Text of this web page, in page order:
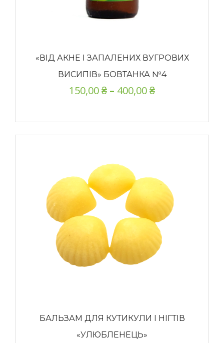
«ВІД АКНЕ І ЗАПАЛЕНИХ ВУГРОВИХ
ВИСИПІВ» БОВТАНКА №4
150,00₴ – 400,00₴
БАЛЬЗАМ ДЛЯ КУТИКУЛИ І НІГТІВ
«УЛЮБЛЕНЕЦЬ»